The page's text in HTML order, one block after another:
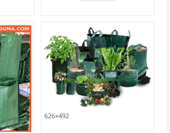
626×492